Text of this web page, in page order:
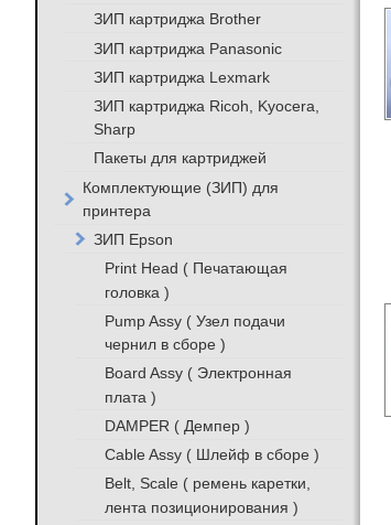
ЗИП картриджа Brother
ЗИП картриджа Panasonic
ЗИП картриджа Lexmark
ЗИП картриджа Ricoh, Kyocera,
Sharp
Пакеты для картриджей
Комплектующие (ЗИП) для
принтера
ЗИП Epson
Print Head ( Печатающая
головка )
Pump Assy ( Узел подачи
чернил в сборе )
Board Assy ( Электронная
плата )
DAMPER ( Демпер )
Cable Assy ( Шлейф в сборе )
Belt, Scale ( ремень каретки,
лента позиционирования )